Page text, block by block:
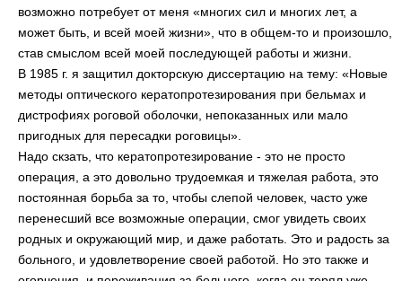
возможно потребует от меня «многих сил и многих лет, а
может быть, и всей моей жизни», что в общем-то и произошло,
став смыслом всей моей последующей работы и жизни.
В 1985 г. я защитил докторскую диссертацию на тему: «Новые
методы оптического кератопротезирования при бельмах и
дистрофиях роговой оболочки, непоказанных или мало
пригодных для пересадки роговицы».
Надо скзать, что кератопротезирование - это не просто
операция, а это довольно трудоемкая и тяжелая работа, это
постоянная борьба за то, чтобы слепой человек, часто уже
перенесший все возможные операции, смог увидеть своих
родных и окружающий мир, и даже работать. Это и радость за
больного, и удовлетворение своей работой. Но это также и